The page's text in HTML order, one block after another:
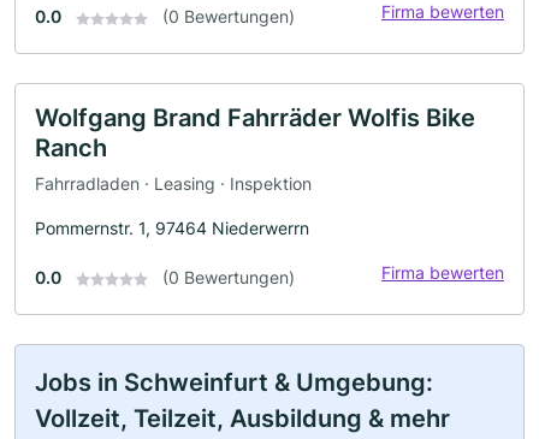
0.0 (0 Bewertungen) Firma bewerten
Wolfgang Brand Fahrräder Wolfis Bike
Ranch
Fahrradladen · Leasing · Inspektion
Pommernstr. 1, 97464 Niederwerrn
0.0 (0 Bewertungen) Firma bewerten
Jobs in Schweinfurt & Umgebung:
Vollzeit, Teilzeit, Ausbildung & mehr